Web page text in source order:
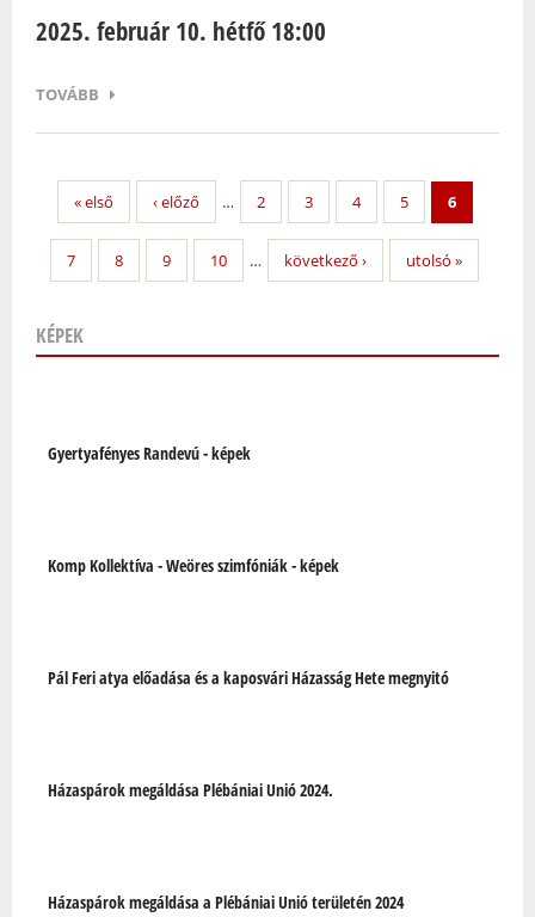
2025. február 10. hétfő 18:00
TOVÁBB
« első ‹ előző … 2 3 4 5 6
7 8 9 10 … következő › utolsó »
KÉPEK
Gyertyafényes Randevú - képek
Komp Kollektíva - Weöres szimfóniák - képek
Pál Feri atya előadása és a kaposvári Házasság Hete megnyitó
Házaspárok megáldása Plébániai Unió 2024.
Házaspárok megáldása a Plébániai Unió területén 2024